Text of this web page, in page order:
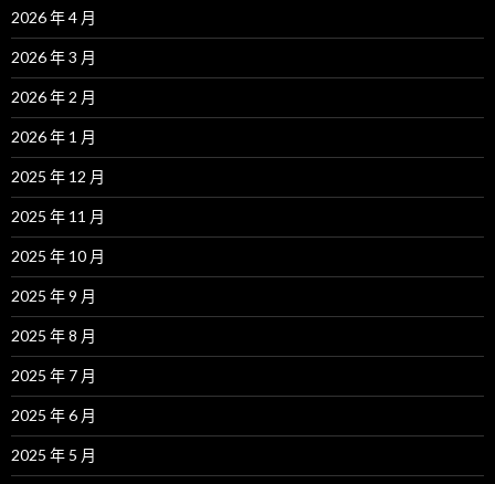
2026 年 4 月
2026 年 3 月
2026 年 2 月
2026 年 1 月
2025 年 12 月
2025 年 11 月
2025 年 10 月
2025 年 9 月
2025 年 8 月
2025 年 7 月
2025 年 6 月
2025 年 5 月